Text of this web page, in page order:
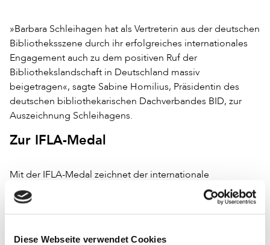
Diese Webseite verwendet Cookies
»Barbara Schleihagen hat als Vertreterin aus der deutschen
Bibliotheksszene durch ihr erfolgreiches internationales
Engagement auch zu dem positiven Ruf der
Bibliothekslandschaft in Deutschland massiv
beigetragen«, sagte Sabine Homilius, Präsidentin des
deutschen bibliothekarischen Dachverbandes BID, zur
Auszeichnung Schleihagens.
Zur IFLA-Medal
Mit der IFLA-Medal zeichnet der internationale
Bibliotheksverband Personen aus, die einen
herausragenden Beitrag zur IFLA oder zur internationalen
Bibliotheksarbeit geleistet haben.
https://www.ifla.org/honours-awards/ifla-medal